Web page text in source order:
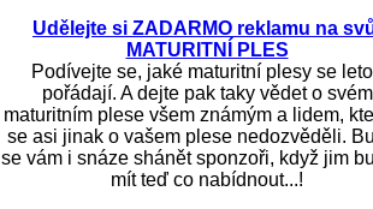
Udělejte si ZADARMO reklamu na
MATURITNÍ PLES
Podívejte se, jaké maturitní plesy se
pořádají. A dejte pak taky vědet o svém
maturitním plese všem známým a lidem,
se asi jinak o vašem plese nedozvěděli.
se vám i snáze shánět sponzoři, když jim
mít teď co nabídnout...!